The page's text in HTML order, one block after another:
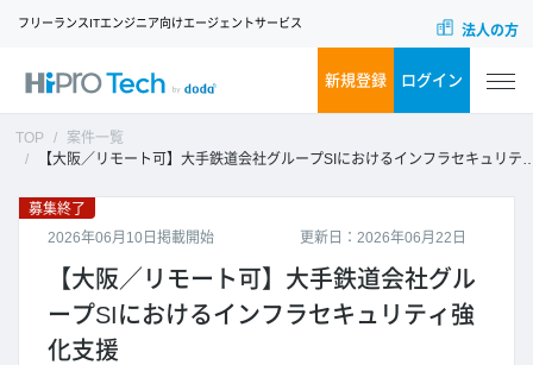
フリーランスITエンジニア向けエージェントサービス 法人の方
新規登録 ログイン
TOP
案件一覧
【大阪／リモート可】大手鉄道会社グループSIにおけるインフラセキュリティ強化支援
更新日：2026年06月22日
募集終了
2026年06月10日掲載開始
【大阪／リモート可】大手鉄道会社グル
ープSIにおけるインフラセキュリティ強
化支援